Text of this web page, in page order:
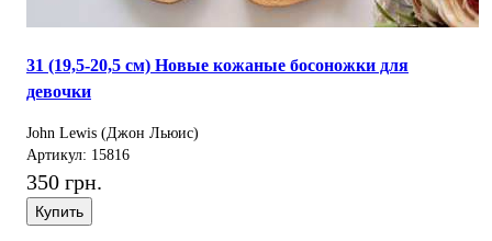
31 (19,5-20,5 см) Новые кожаные босоножки для
девочки
John Lewis (Джон Льюис)
Артикул: 15816
350 грн.
Купить